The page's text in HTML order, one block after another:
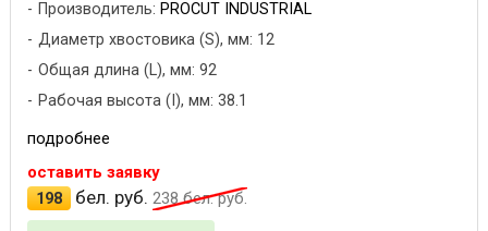
Производитель: PROCUT INDUSTRIAL
Диаметр хвостовика (S), мм: 12
Общая длина (L), мм: 92
Рабочая высота (I), мм: 38.1
подробнее
оставить заявку
198
бел. руб. 238бел. руб.